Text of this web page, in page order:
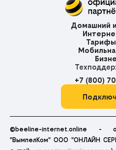
Домашний
Тарифы
+7 (800)
©beeline-internet.online -
"ВымпелКом" ООО "ОНЛАЙН